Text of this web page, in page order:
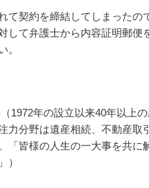
て契約を締結してしまったの
して弁護士から内容証明郵便
。
（1972年の設立以来40年以上
力分野は遺産相続、不動産取
「皆様の人生の一大事を共に
）